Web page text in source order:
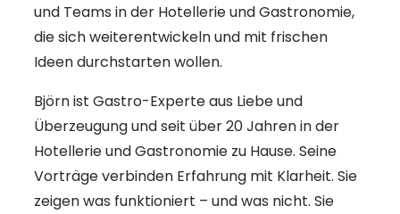
und Teams in der Hotellerie und Gastronomie,
die sich weiterentwickeln und mit frischen
Ideen durchstarten wollen.
Björn ist Gastro-Experte aus Liebe und
Überzeugung und seit über 20 Jahren in der
Hotellerie und Gastronomie zu Hause. Seine
Vorträge verbinden Erfahrung mit Klarheit. Sie
zeigen was funktioniert – und was nicht. Sie